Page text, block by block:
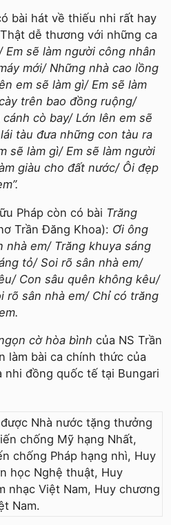
bài hát về thiếu nhi rất hay
dễ thương với những ca
Em sẽ làm người công nhân
mới/ Những nhà cao lồng
em sẽ làm gì/ Em sẽ làm
trên bao đồng ruộng/
cò bay/ Lớn lên em sẽ
tàu đưa những con tàu ra
sẽ làm gì/ Em sẽ làm người
giàu cho đất nước/ Ôi đẹp
Pháp còn có bài Trăng
Trần Đăng Khoa): Ơi ông
nhà em/ Trăng khuya sáng
tỏ/ Soi rõ sân nhà em/
Con sâu quên không kêu/
rõ sân nhà em/ Chỉ có trăng
cờ hòa bình của NS Trần
làm bài ca chính thức của
đồng quốc tế tại Bungari
Nhà nước tặng thưởng
chống Mỹ hạng Nhất,
chống Pháp hạng nhì, Huy
học Nghệ thuật, Huy
nhạc Việt Nam, Huy chương
Nam.